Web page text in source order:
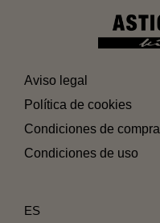
Aviso legal
Política de cookies
Condiciones de compra
Condiciones de uso
ES